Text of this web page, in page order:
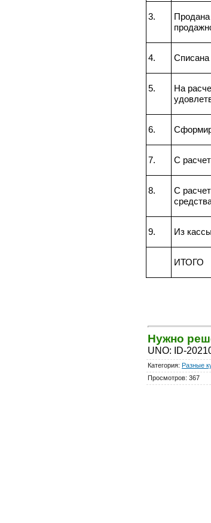
3.
Продана
4. Списана
5.
На
6.
7. С
8.
С
9. Из
ИТОГО
Нужно
UNO: ID-
Категория: Разные
Просмотров: 367